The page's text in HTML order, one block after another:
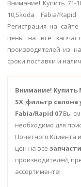
Внимание! Купить 71-
10,Skoda Fabia/
Регистрация на
цены на все
производителей из
сроки поставки и
Внимание! Купить
SX_фильтр салона
Fabia/Rapid 07Вы
необходимо для
Почетного Клиента
цен на все запчасти
производителей,
ассортименте!